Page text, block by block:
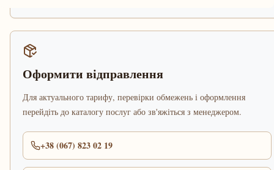
Оформити відправлення
Для актуального тарифу, перевірки обмежень і оформлення
перейдіть до каталогу послуг або зв'яжіться з менеджером.
+38 (067) 823 02 19